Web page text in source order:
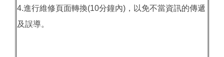
4.進行維修頁面轉換(10分鐘內)，以免不當資訊的傳遞
及誤導。